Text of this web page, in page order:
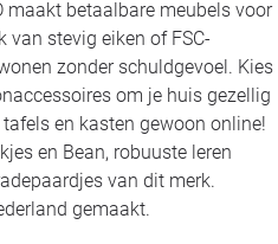
maakt betaalbare meubels voor
van stevig eiken of FSC-
zonder schuldgevoel. Kies
om je huis gezellig
en kasten gewoon online!
en Bean, robuuste leren
van dit merk.
gemaakt.